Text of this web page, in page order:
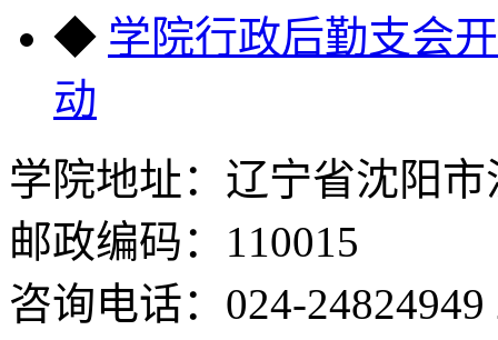
◆ 学院行政后勤支会
动
学院地址：辽宁省沈阳
邮政编码：110015
咨询电话：024-24824949